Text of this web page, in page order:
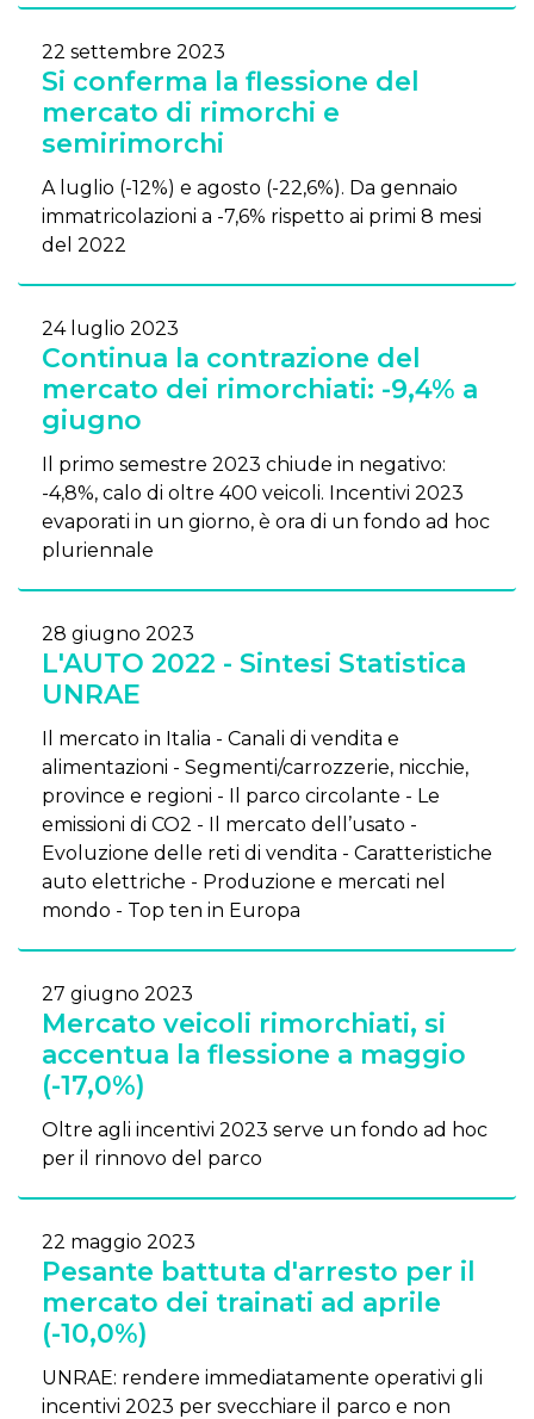
22 settembre 2023
Si conferma la flessione del
mercato di rimorchi e
semirimorchi
A luglio (-12%) e agosto (-22,6%). Da gennaio
immatricolazioni a -7,6% rispetto ai primi 8 mesi
del 2022
24 luglio 2023
Continua la contrazione del
mercato dei rimorchiati: -9,4% a
giugno
Il primo semestre 2023 chiude in negativo:
-4,8%, calo di oltre 400 veicoli. Incentivi 2023
evaporati in un giorno, è ora di un fondo ad hoc
pluriennale
28 giugno 2023
L'AUTO 2022 - Sintesi Statistica
UNRAE
Il mercato in Italia - Canali di vendita e
alimentazioni - Segmenti/carrozzerie, nicchie,
province e regioni - Il parco circolante - Le
emissioni di CO2 - Il mercato dell’usato -
Evoluzione delle reti di vendita - Caratteristiche
auto elettriche - Produzione e mercati nel
mondo - Top ten in Europa
27 giugno 2023
Mercato veicoli rimorchiati, si
accentua la flessione a maggio
(-17,0%)
Oltre agli incentivi 2023 serve un fondo ad hoc
per il rinnovo del parco
22 maggio 2023
Pesante battuta d'arresto per il
mercato dei trainati ad aprile
(-10,0%)
UNRAE: rendere immediatamente operativi gli
incentivi 2023 per svecchiare il parco e non